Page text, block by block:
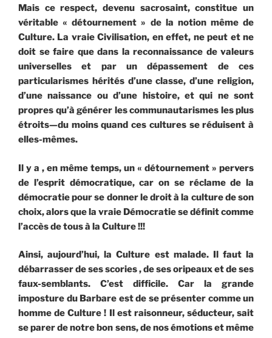
Mais ce respect, devenu sacrosaint, constitue un
véritable « détournement » de la notion même de
Culture. La vraie Civilisation, en effet, ne peut et ne
doit se faire que dans la reconnaissance de valeurs
universelles et par un dépassement de ces
particularismes hérités d’une classe, d’une religion,
d’une naissance ou d’une histoire, et qui ne sont
propres qu’à générer les communautarismes les plus
étroits—du moins quand ces cultures se réduisent à
elles-mêmes.
Il y a , en même temps, un « détournement » pervers
de l’esprit démocratique, car on se réclame de la
démocratie pour se donner le droit à la culture de son
choix, alors que la vraie Démocratie se définit comme
l’accès de tous à la Culture !!!
Ainsi, aujourd’hui, la Culture est malade. Il faut la
débarrasser de ses scories , de ses oripeaux et de ses
faux-semblants. C’est difficile. Car la grande
imposture du Barbare est de se présenter comme un
homme de Culture ! Il est raisonneur, séducteur, sait
se parer de notre bon sens, de nos émotions et même